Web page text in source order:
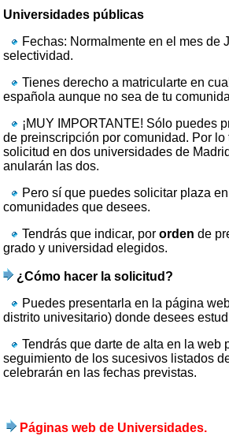
Universidades públicas
Fechas: Normalmente en el mes de
selectividad.
Tienes derecho a matricularte en
española aunque no sea de tu
¡MUY IMPORTANTE! Sólo puedes
de preinscripción por comunidad. Por lo
solicitud en dos universidades de
anularán las dos.
Pero sí que puedes solicitar plaza
comunidades que desees.
Tendrás que indicar, porordende
grado y universidad elegidos.
¿Cómo hacer la solicitud?
Puedes presentarla en la página
distrito univesitario) donde desees
Tendrás que darte de alta en la web
seguimiento de los sucesivos listados
celebrarán en las fechas previstas.
Páginas web de Universidades.